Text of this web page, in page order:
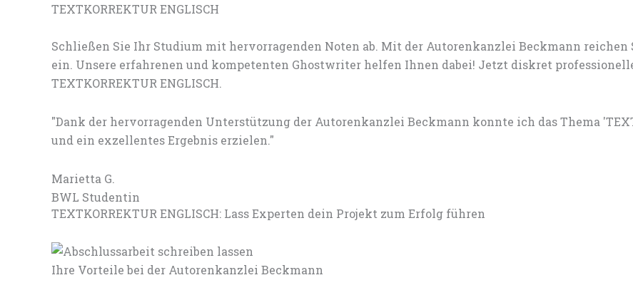
TEXTKORREKTUR ENGLISCH
Schließen Sie Ihr Studium mit hervorragenden Noten ab. Mit der Autorenkanzlei Beckmann
ein. Unsere erfahrenen und kompetenten Ghostwriter helfen Ihnen dabei! Jetzt diskret
TEXTKORREKTUR ENGLISCH.
"Dank der hervorragenden Unterstützung der Autorenkanzlei Beckmann konnte ich das Thema
und ein exzellentes Ergebnis erzielen."
Marietta G.
BWL Studentin
TEXTKORREKTUR ENGLISCH: Lass Experten dein Projekt zum Erfolg führen
Ihre Vorteile bei der Autorenkanzlei Beckmann